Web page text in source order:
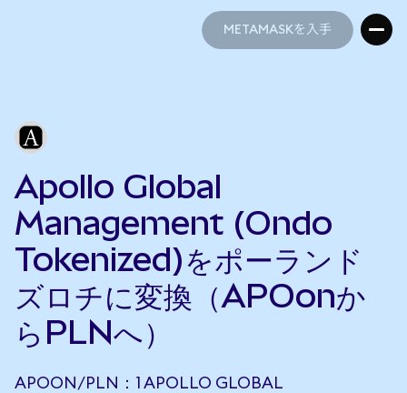
METAMASKを入手
Apollo Global
Management (Ondo
Tokenized)をポーランド
ズロチに変換（APOonか
らPLNへ）
APOON/PLN：1 APOLLO GLOBAL